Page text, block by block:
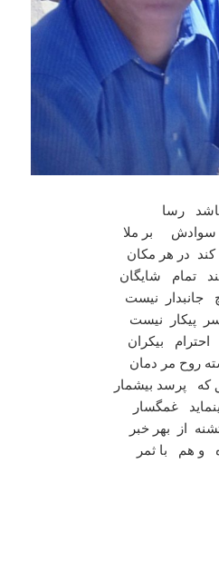
رسا
سوادش بر ملا
در هر مکان
تمام شایگان
نیست
پیکار نیست
بیکران
روح مر دمان
پرسد بیشمار
غمگسار
از بهر خبر
و هم با ثمر